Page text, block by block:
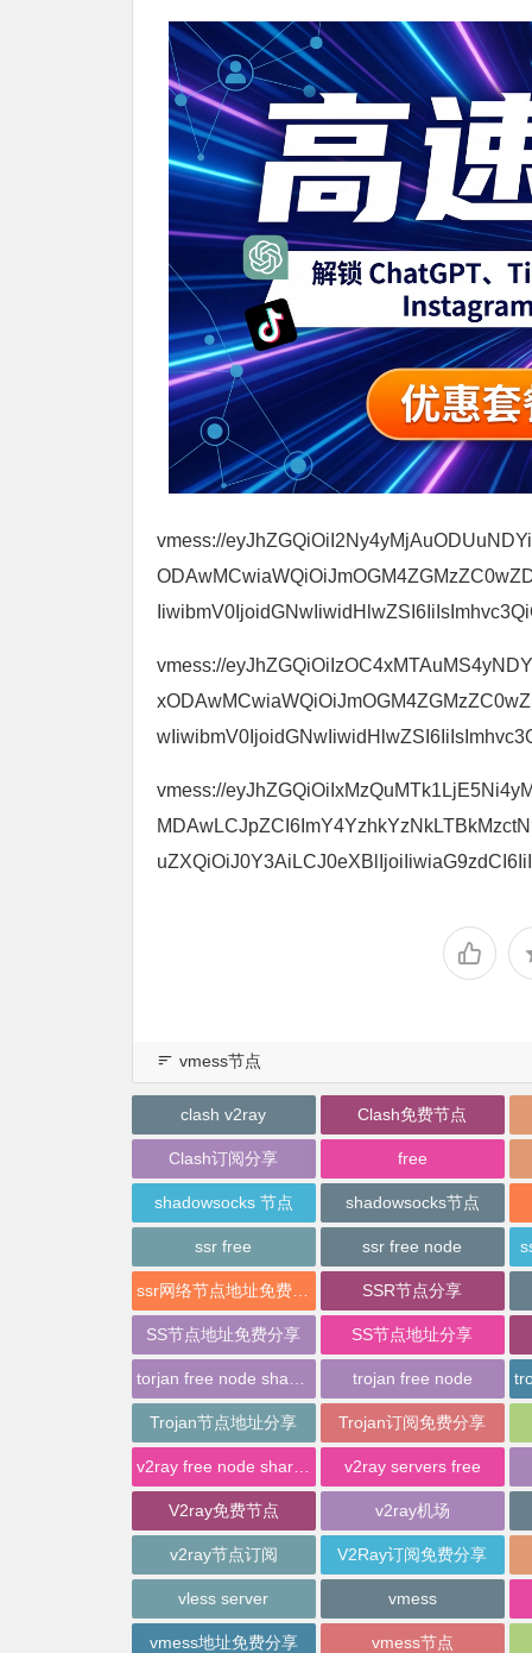
vmess://
vmess://
vmess://
vmess节点
clash v2ray Clash免费节点
Clash订阅分享 free
shadowsocks 节点 shadowsocks节点
ssr free ssr free node
SSR节点分享
SS节点地址免费分享 SS节点地址分享
trojan free node
Trojan节点地址分享 Trojan订阅免费分享
v2ray servers free
V2ray免费节点 v2ray机场
v2ray节点订阅 V2Ray订阅免费分享
vless server vmess
vmess地址免费分享 vmess节点